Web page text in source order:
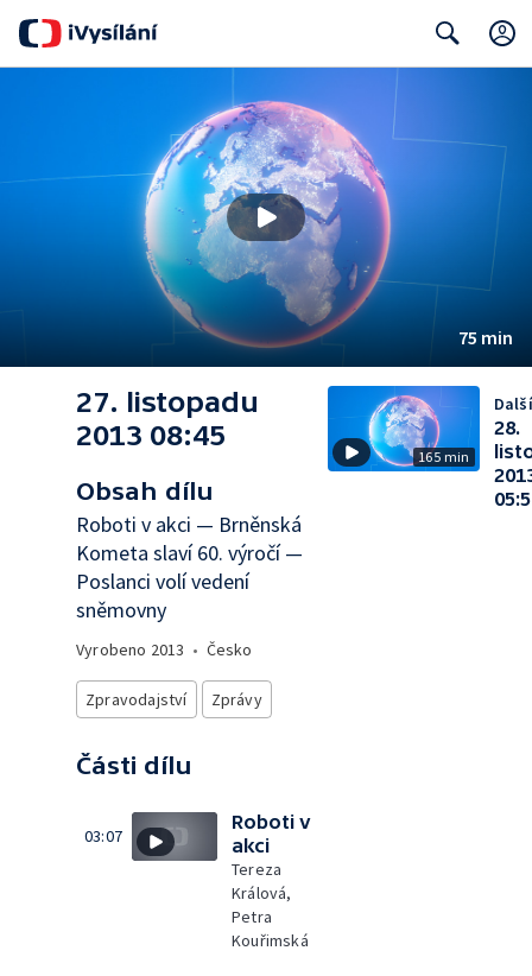
75 min
27. listopadu
2013 08:45
Obsah dílu
Roboti v akci — Brněnská
Kometa slaví 60. výročí —
Poslanci volí vedení
sněmovny
Vyrobeno 2013 • Česko
Zpravodajství Zprávy
Části dílu
03:07
Roboti v
akci
Tereza
Králová,
Petra
Kouřimská
165 min
28.